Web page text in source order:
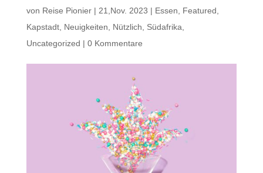
von Reise Pionier| 21,Nov. 2023 | Essen Featured
Kapstadt, Neuigkeiten Nützlich Südafrika
Uncategorized | 0 Kommentare